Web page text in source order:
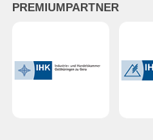
PRE­MI­UM­PART­NER